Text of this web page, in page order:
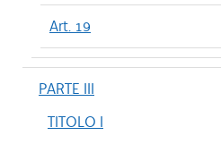
Art. 19
PARTE III
TITOLO I